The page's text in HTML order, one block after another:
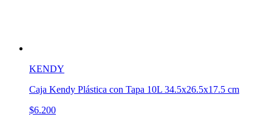
KENDY
Caja Kendy Plástica con Tapa 10L 34.5x26.5x17.5 cm
$6.200